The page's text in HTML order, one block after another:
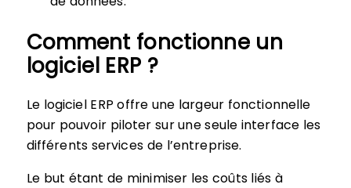
Comment fonctionne un
logiciel ERP ?
Le logiciel ERP offre une largeur fonctionnelle
pour pouvoir piloter sur une seule interface les
différents services de l’entreprise.
Le but étant de minimiser les coûts liés à